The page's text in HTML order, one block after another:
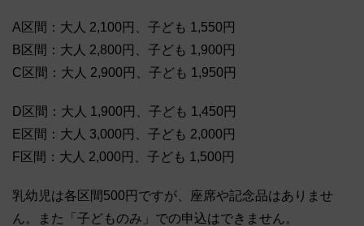
A区間：大人 2,100円、子ども 1,550円
B区間：大人 2,800円、子ども 1,900円
C区間：大人 2,900円、子ども 1,950円
D区間：大人 1,900円、子ども 1,450円
E区間：大人 3,000円、子ども 2,000円
F区間：大人 2,000円、子ども 1,500円
乳幼児は各区間500円ですが、座席や記念品はありませ
ん。また「子どものみ」での申込はできません。